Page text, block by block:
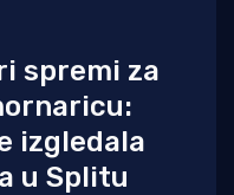
spremi za
izgledala
u Splitu